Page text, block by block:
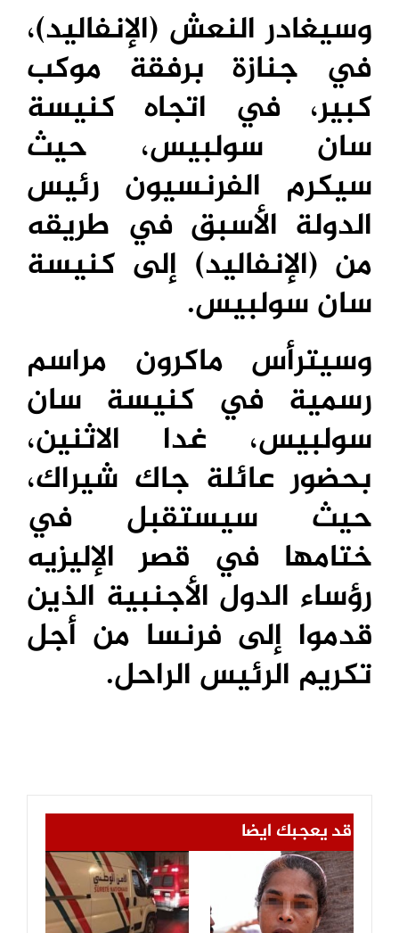
وسيغادر النعش (الإنفاليد)،
في جنازة برفقة موكب
كبير، في اتجاه كنيسة
سان سولبيس، حيث
سيكرم الفرنسيون رئيس
الدولة الأسبق في طريقه
من (الإنفاليد) إلى كنيسة
سان سولبيس.
وسيترأس ماكرون مراسم
رسمية في كنيسة سان
سولبيس، غدا الاثنين،
بحضور عائلة جاك شيراك،
حيث سيستقبل في
ختامها في قصر الإليزيه
رؤساء الدول الأجنبية الذين
قدموا إلى فرنسا من أجل
تكريم الرئيس الراحل.
قد يعجبك ايضا